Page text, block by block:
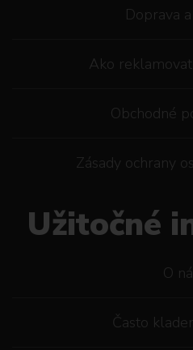
Doprava
Ako
Obchodné
Zásady ochrany
Užitočné
O
Často